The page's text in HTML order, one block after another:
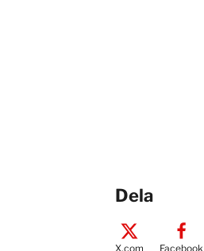
Dela
X.com Facebook